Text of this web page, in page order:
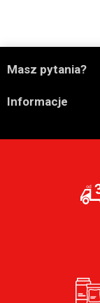
Masz pytania?
Informacje